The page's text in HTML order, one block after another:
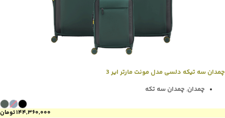
چمدان سه تیکه دلسی مدل مونت مارتر ایر 3
چمدان, چمدان سه تکه
۱۴۴,۳۶۰,۰۰۰تومان